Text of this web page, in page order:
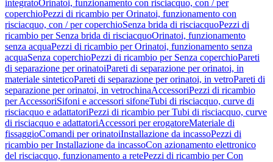
integratoOrinatoi, funzionamento con risciacquo, con / per
coperchioPezzi di ricambio per Orinatoi, funzionamento con
risciacquo, con / per coperchioSenza brida di risciacquoPezzi di
ricambio per Senza brida di risciacquoOrinatoi, funzionamento
senza acquaPezzi di ricambio per Orinatoi, funzionamento senza
acquaSenza coperchioPezzi di ricambio per Senza coperchioPareti
di separazione per orinatoiPareti di separazione per orinatoi, in
materiale sinteticoPareti di separazione per orinatoi, in vetroPareti di
separazione per orinatoi, in vetrochinaAccessoriPezzi di ricambio
per AccessoriSifoni e accessori sifoneTubi di risciacquo, curve di
risciacquo e adattatoriPezzi di ricambio per Tubi di risciacquo, curve
di risciacquo e adattatoriAccessori per erogatoreMateriale di
fissaggioComandi per orinatoiInstallazione da incassoPezzi di
ricambio per Installazione da incassoCon azionamento elettronico
del risciacquo, funzionamento a retePezzi di ricambio per Con